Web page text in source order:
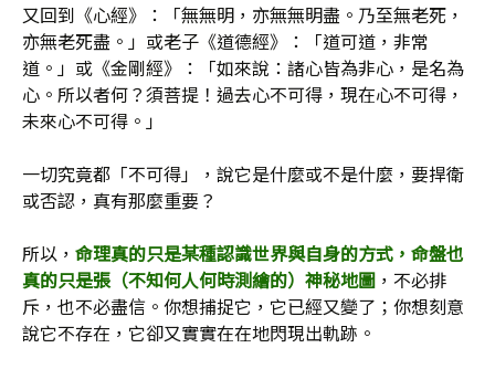
又回到《心經》：「無無明，亦無無明盡。乃至無老死，
亦無老死盡。」或老子《道德經》：「道可道，非常
道。」或《金剛經》：「如來說：諸心皆為非心，是名為
心。所以者何？須菩提！過去心不可得，現在心不可得，
未來心不可得。」
一切究竟都「不可得」，說它是什麼或不是什麼，要捍衛
或否認，真有那麼重要？
所以， 命理真的只是某種認識世界與自身的方式，命盤也
真的只是張（不知何人何時測繪的）神秘地圖 ，不必排
斥，也不必盡信。你想捕捉它，它已經又變了；你想刻意
說它不存在，它卻又實實在在地閃現出軌跡。